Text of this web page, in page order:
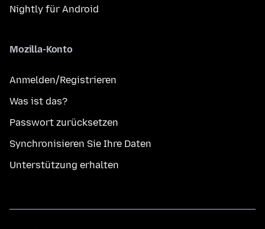
Nightly für Android
Mozilla-Konto
Anmelden/Registrieren
Was ist das?
Passwort zurücksetzen
Synchronisieren Sie Ihre Daten
Unterstützung erhalten